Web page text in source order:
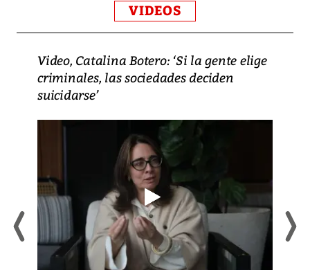
VIDEOS
Video, Catalina Botero: ‘Si la gente elige
criminales, las sociedades deciden
suicidarse’